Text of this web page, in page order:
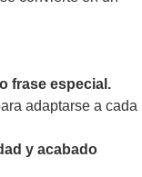
frase especial.
adaptarse a cada
y acabado